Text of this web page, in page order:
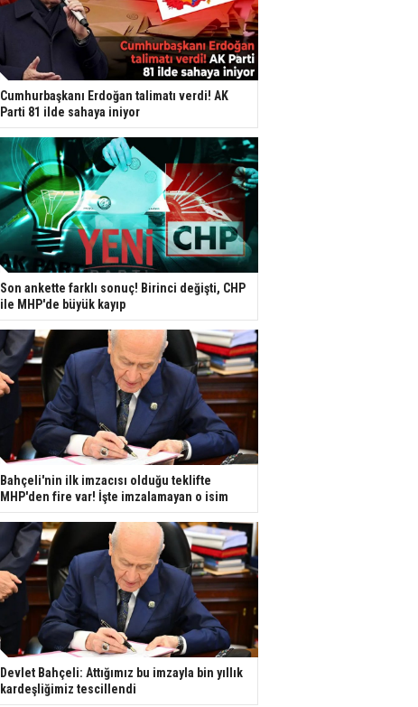
Cumhurbaşkanı Erdoğan talimatı verdi! AK
Parti 81 ilde sahaya iniyor
Son ankette farklı sonuç! Birinci değişti, CHP
ile MHP'de büyük kayıp
Bahçeli'nin ilk imzacısı olduğu teklifte
MHP'den fire var! İşte imzalamayan o isim
Devlet Bahçeli: Attığımız bu imzayla bin yıllık
kardeşliğimiz tescillendi